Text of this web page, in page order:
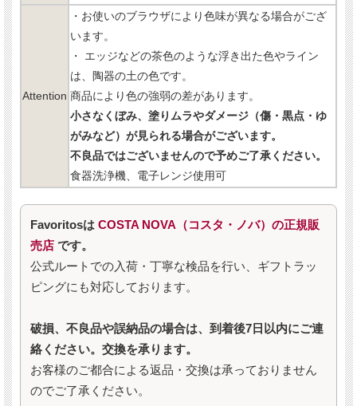
Attention
・お使いのブラウザにより色味が異なる場合がござ
います。
・ エッジなどの茶色のような浮き出た色やライン
は、陶器の土の色です。
商品により色の強弱の差があります。
小さなくぼみ、塗りムラやダメージ（傷・黒点・ゆ
がみなど）が見られる場合がございます。
不良品ではございませんので予めご了承ください。
食器洗浄機、電子レンジ使用可
Favoritosは COSTA NOVA（コスタ・ノバ）の正規販
売店 です。
公式ルートでの入荷・丁寧な検品を行い、ギフトラッ
ピングにも対応しております。
破損、不良品や誤納品の場合は、到着後7日以内にご連
絡ください。交換を承ります。
お客様のご都合による返品・交換は承っておりません
のでご了承ください。